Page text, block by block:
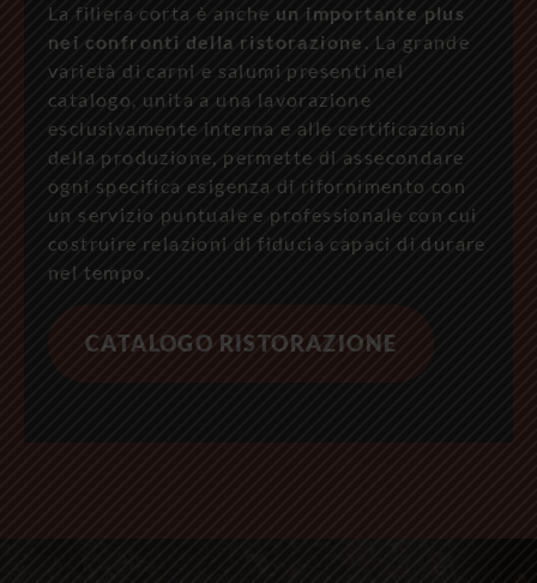
La filiera corta è anche un importante plus
nei confronti della ristorazione . La grande
varietà di carni e salumi presenti nel
catalogo, unita a una lavorazione
esclusivamente interna e alle certificazioni
della produzione, permette di assecondare
ogni specifica esigenza di rifornimento con
un servizio puntuale e professionale con cui
costruire relazioni di fiducia capaci di durare
nel tempo.
CATALOGO RISTORAZIONE